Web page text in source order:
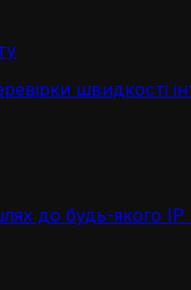
швидкості
до будь-якого IP